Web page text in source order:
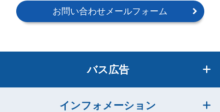
お問い合わせメールフォーム
バス広告
インフォメーション